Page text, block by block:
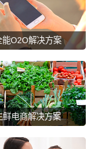
能O2O解决方案
鲜电商解决方案